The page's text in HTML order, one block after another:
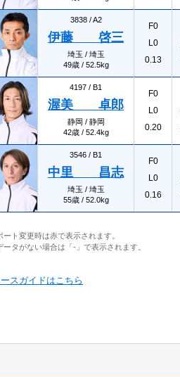
3838 /A2
伊藤 啓三
埼玉 / 埼玉
49歳 / 52.5kg
F0
L0
0.13
4197 / B1
渥美 卓郎
静岡 / 静岡
42歳 / 52.4kg
F0
L0
0.20
3546 / B1
中里 昌志
埼玉 / 埼玉
55歳 / 52.0kg
F0
L0
0.16
ート変更時は赤で表示されます。
ータがない場合は「-」で表示されます。
スガイドはこちら